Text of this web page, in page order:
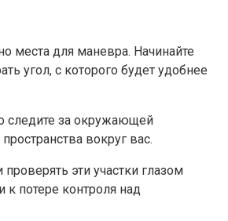
места для маневра. Начинайте
угол, с которого будет удобнее
следите за окружающей
вокруг вас.
эти участки глазом
к потере контроля над